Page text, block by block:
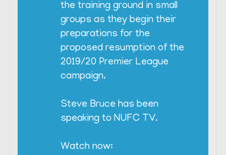
the training ground in small
groups as they begin their
preparations for the
proposed resumption of the
2019/20 Premier League
campaign.
Steve Bruce has been
speaking to NUFC TV.
Watch now: